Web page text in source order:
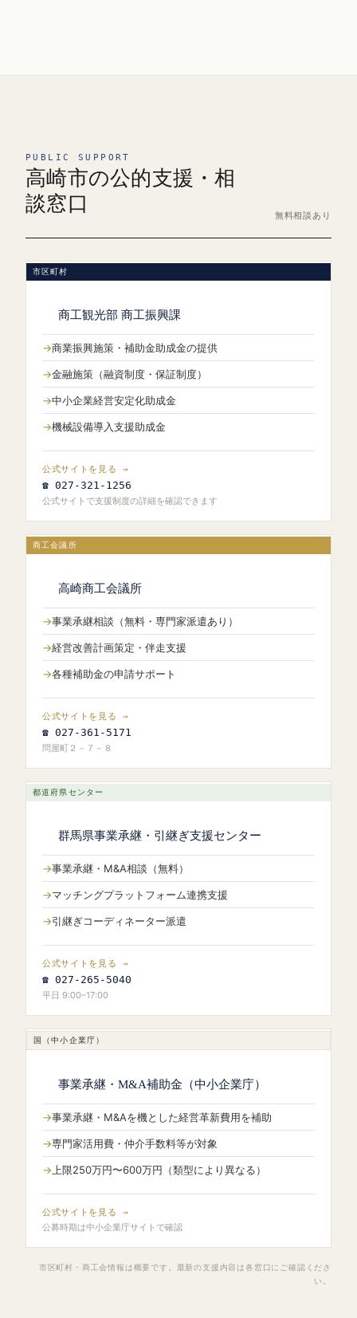
PUBLIC SUPPORT
高崎市の公的支援・相
談窓口
無料相談あり
市区町村
商工観光部 商工振興課
商業振興施策・補助金助成金の提供
金融施策（融資制度・保証制度）
中小企業経営安定化助成金
機械設備導入支援助成金
公式サイトを見る →
☎ 027-321-1256
公式サイトで支援制度の詳細を確認できます
商工会議所
高崎商工会議所
事業承継相談（無料・専門家派遣あり）
経営改善計画策定・伴走支援
各種補助金の申請サポート
公式サイトを見る →
☎ 027-361-5171
問屋町２－７－８
都道府県センター
群馬県事業承継・引継ぎ支援センター
事業承継・M&A相談（無料）
マッチングプラットフォーム連携支援
引継ぎコーディネーター派遣
公式サイトを見る →
☎ 027-265-5040
平日 9:00–17:00
国（中小企業庁）
事業承継・M&A補助金（中小企業庁）
事業承継・M&Aを機とした経営革新費用を補助
専門家活用費・仲介手数料等が対象
上限250万円〜600万円（類型により異なる）
公式サイトを見る →
公募時期は中小企業庁サイトで確認
市区町村・商工会情報は概要です。最新の支援内容は各窓口にご確認くださ
い。